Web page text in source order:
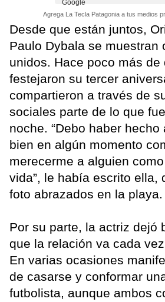
Agrega La Tecla Patagonia a tus medios
Desde que están juntos,
Paulo Dybala se muestran
unidos. Hace poco más de
festejaron su tercer
compartieron a través de
sociales parte de lo que
noche. “Debo haber
bien en algún momento
merecerme a alguien
vida”, le había escrito ella,
foto abrazados en la playa.
Por su parte, la actriz dejó
que la relación va cada
En varias ocasiones
de casarse y conformar
futbolista, aunque ambos